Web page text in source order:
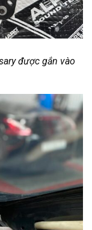
được gắn vào